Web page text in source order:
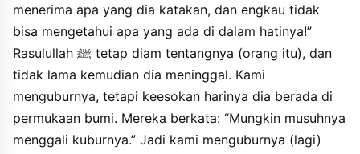
menerima apa yang dia katakan, dan engkau tidak
bisa mengetahui apa yang ada di dalam hatinya!”
Rasulullah ﷺ tetap diam tentangnya (orang itu), dan
tidak lama kemudian dia meninggal. Kami
menguburnya, tetapi keesokan harinya dia berada di
permukaan bumi. Mereka berkata: “Mungkin musuhnya
menggali kuburnya.” Jadi kami menguburnya (lagi)